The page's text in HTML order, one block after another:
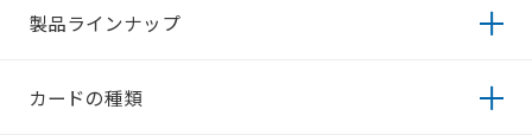
製品ラインナップ
カードの種類